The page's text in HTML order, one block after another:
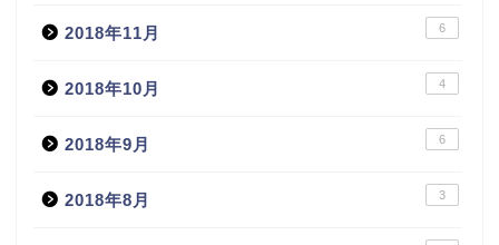
2018年11月 6
2018年10月 4
2018年9月 6
2018年8月 3